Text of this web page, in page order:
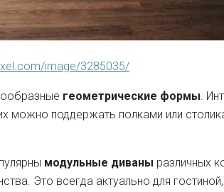
image/3285035/
геометрические формы .
можно поддержать полками или
модульные диваны различных
Это всегда актуально для